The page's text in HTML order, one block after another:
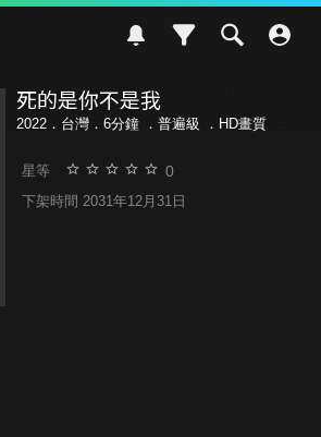
死的是你不是我
2022．台灣．6分鐘 ． 普遍級 ．HD畫質
星等 0
下架時間 2031年12月31日